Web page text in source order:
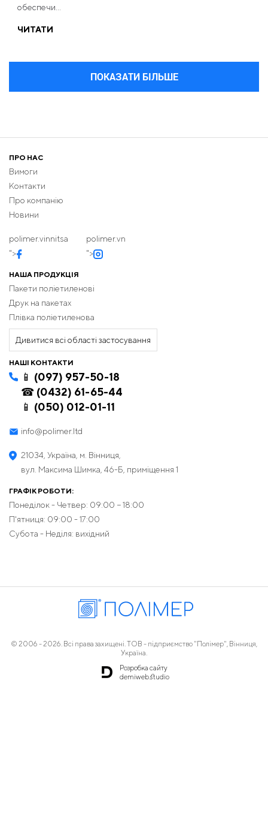
обеспечи...
ЧИТАТИ
ПОКАЗАТИ БІЛЬШЕ
ПРО НАС
Вимоги
Контакти
Про компанію
Новини
polimer.vinnitsa
">
polimer.vn
">
НАША ПРОДУКЦІЯ
Пакети поліетиленові
Друк на пакетах
Плівка поліетиленова
Дивитися всі області застосування
НАШІ КОНТАКТИ
📱 (097) 957-50-18
☎ (0432) 61-65-44
📱 (050) 012-01-11
info@polimer.ltd
21034, Україна, м. Вінниця,
вул. Максима Шимка, 46-Б, приміщення 1
ГРАФІК РОБОТИ:
Понеділок - Четвер: 09:00 − 18:00
П'ятниця: 09:00 - 17:00
Субота - Неділя: вихідний
© 2006 - 2026. Всі права захищені. ТОВ - підприємство "Полімер", Вінниця,
Україна.
Розробка сайту
demiweb.studio